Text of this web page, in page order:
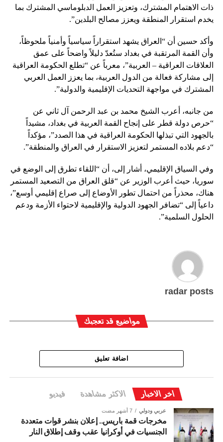
ذات الاهتمام المشترك، وتعزيز العمل الدبلوماسي المشترك بما
يخدم استقرار المنطقة ويعزز مصالح البلدين”.
وأكد حسين أن “العراق يشهد استقراراً سياسياً وأمنياً ملحوظاً،
وأن القمة المرتقبة في بغداد ستُعدّ دليلاً واضحاً على عمق
العلاقات العراقية – العربية”، معرباً عن “تطلع الحكومة العراقية
إلى مشاركة فعالة من الدول العربية، بما يعزز العمل العربي
المشترك في مواجهة التحديات الإقليمية والدولية”.
من جانبه، أعرب الشيخ محمد بن عبد الرحمن آل ثاني عن
“حرص دولة قطر على إنجاح القمة العربية في بغداد، مشيداً
بالجهود التي تبذلها الحكومة العراقية في هذا الصدد”، مؤكداً
“دعم بلاده المستمر لتعزيز الاستقرار في العراق والمنطقة”.
وفي السياق الإقليمي، أشار إلى، أن “اللقاء تطرق إلى الوضع في
سوريا، حيث أعرب الوزير عن “قلق العراق من التصعيد المستمر
هناك، محذراً من احتمال تطور الأوضاع إلى صراع إقليمي أوسع”،
داعياً إلى “تضافر الجهود الدولية والإقليمية لاحتواء الأزمة ودعم
الحلول السلمية”.
radar posts
مواضيع قد تعجبك
اضافة تعليق
اخر الاخبار الاكثر مشاهدة فيديو
عربي ودولي 7 أشهر مضت
مخرجات قمة باريس.. إعلان بنشر قوات متعددة
الجنسيات في أوكرانيا عقب وقف إطلاق النار